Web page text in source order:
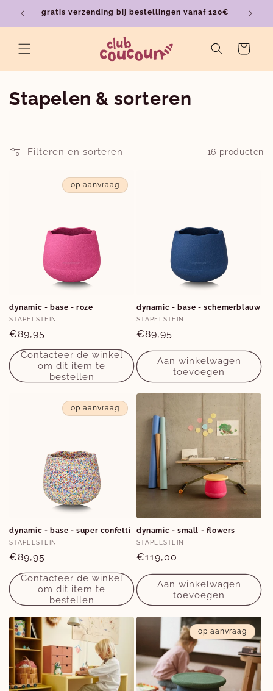
naar de
content
gratis verzending bij bestellingen vanaf 120€
Winkelwagen
C
l
:
Stapelen & sorteren
Filteren en sorteren 16 producten
op aanvraag
dynamic - base - roze
Verkoper:
STAPELSTEIN
Normale
prijs
€89,95
Contacteer de winkel
om dit item te
bestellen
dynamic - base - schemerblauw
Verkoper:
STAPELSTEIN
Normale
prijs
€89,95
Aan winkelwagen
toevoegen
op aanvraag
dynamic - base - super confetti
Verkoper:
STAPELSTEIN
Normale
prijs
€89,95
Contacteer de winkel
om dit item te
bestellen
dynamic - small - flowers
Verkoper:
STAPELSTEIN
Normale
prijs
€119,00
Aan winkelwagen
toevoegen
op aanvraag